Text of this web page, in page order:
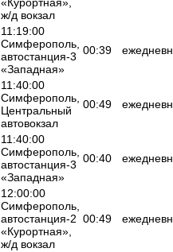
ж/д вокзал
11:19:00
Симферополь,
автостанция-3
«Западная»
00:39
11:40:00
Симферополь,
Центральный
автовокзал
00:49
11:40:00
Симферополь,
автостанция-3
«Западная»
00:40
12:00:00
Симферополь,
автостанция-2
«Курортная»,
ж/д вокзал
00:49